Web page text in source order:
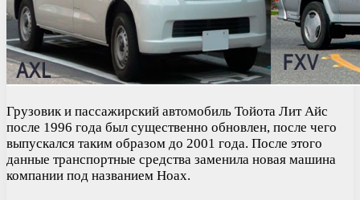
Грузовик и пассажирский автомобиль Тойота Лит Айс
после 1996 года был существенно обновлен, после чего
выпускался таким образом до 2001 года. После этого
данные транспортные средства заменила новая машина
компании под названием Ноах.